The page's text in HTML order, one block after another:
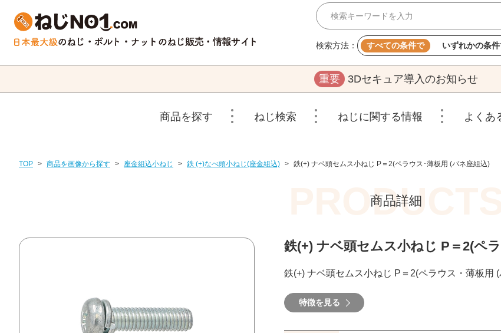
検索方法： すべての条件で いずれかの条
重要 3Dセキュア導入のお知らせ
商品を探す ねじ検索 ねじに関する情報 よくあ
TOP > 商品を画像から探す > 座金組込小ねじ > 鉄 (+)なべ頭小ねじ(座金組込) > 鉄(+) ナベ頭セムス小ねじ P＝2(ペラウス･薄板用 (バネ座組込)
商品詳細
鉄(+) ナベ頭セムス小ねじ P＝2(ペ
鉄(+) ナベ頭セムス小ねじ P＝2(ペラウス・薄板用
特徴を見る